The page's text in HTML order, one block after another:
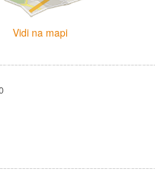
Vidi na mapi